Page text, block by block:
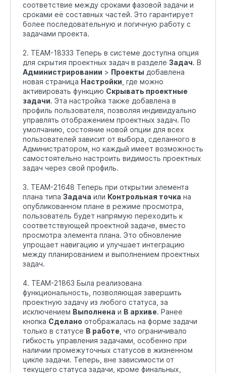
соответствие между сроками фазовой задачи и
сроками её составных частей. Это гарантирует
более последовательную и логичную работу с
задачами проекта.
2. TEAM-18333 Теперь в системе доступна опция
для скрытия проектных задач в разделе Задач. В
Администрировании > Проекты добавлена
новая страница Настройки , где можно
активировать функцию Скрывать проектные
задачи. Эта настройка также добавлена в
профиль пользователя, позволяя индивидуально
управлять отображением проектных задач. По
умолчанию, состояние новой опции для всех
пользователей зависит от выбора, сделанного в
Администратором, но каждый имеет возможность
самостоятельно настроить видимость проектных
задач через свой профиль.
3. TEAM-21648 Теперь при открытии элемента
плана типа Задача или Контрольная точка на
опубликованном плане в режиме просмотра,
пользователь будет напрямую переходить к
соответствующей проектной задаче, вместо
просмотра элемента плана. Это обновление
упрощает навигацию и улучшает интеграцию
между планированием и выполнением проектных
задач.
4. TEAM-21863 Была реализована
функциональность, позволяющая завершить
проектную задачу из любого статуса, за
исключением Выполнена и В архиве. Ранее
кнопка Сделано отображалась на форме задачи
только в статусе В работе , что ограничивало
гибкость управления задачами, особенно при
наличии промежуточных статусов в жизненном
цикле задачи. Теперь, вне зависимости от
текущего статуса задачи, кроме финальных,